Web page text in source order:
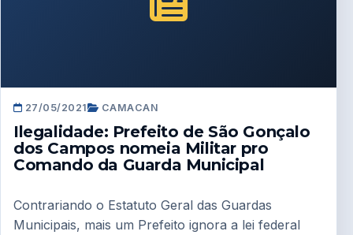
27/05/2021 CAMACAN
Ilegalidade: Prefeito de São Gonçalo
dos Campos nomeia Militar pro
Comando da Guarda Municipal
Contrariando o Estatuto Geral das Guardas
Municipais, mais um Prefeito ignora a lei federal